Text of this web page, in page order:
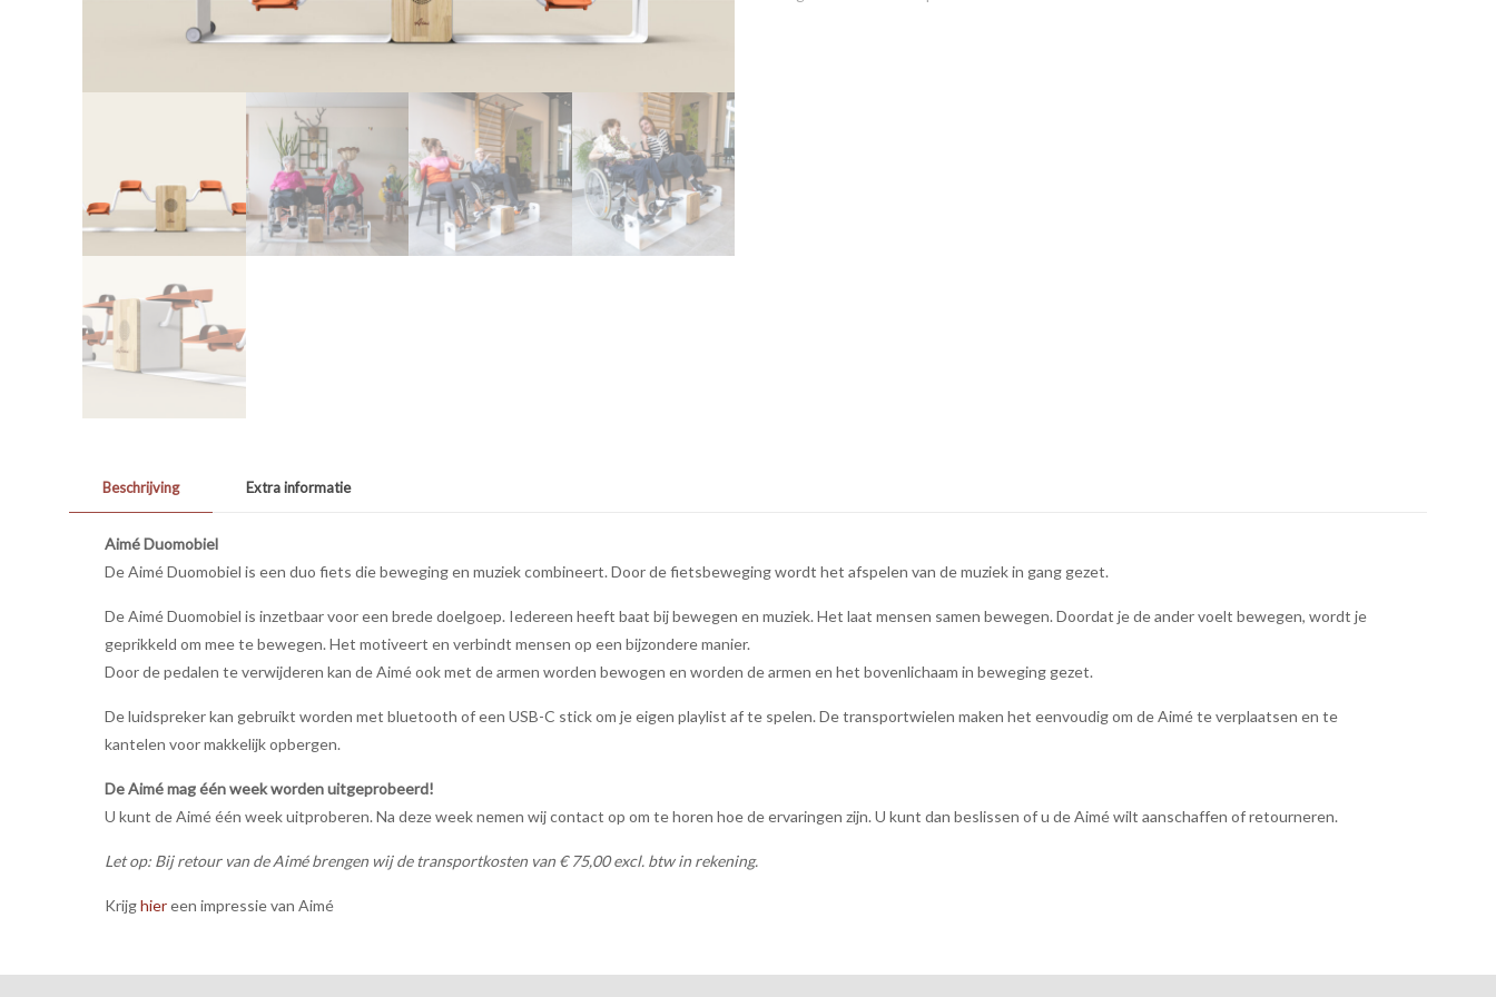
Beschrijving Extra informatie
Aimé Duomobiel
De Aimé Duomobiel is een duo fiets die beweging en muziek combineert. Door de fietsbeweging wordt het afspelen van de muziek in gang gezet.
De Aimé Duomobiel is inzetbaar voor een brede doelgoep. Iedereen heeft baat bij bewegen en muziek. Het laat mensen samen bewegen. Doordat je de ander voelt bewegen, wordt je
geprikkeld om mee te bewegen. Het motiveert en verbindt mensen op een bijzondere manier.
Door de pedalen te verwijderen kan de Aimé ook met de armen worden bewogen en worden de armen en het bovenlichaam in beweging gezet.
De luidspreker kan gebruikt worden met bluetooth of een USB-C stick om je eigen playlist af te spelen. De transportwielen maken het eenvoudig om de Aimé te verplaatsen en te
kantelen voor makkelijk opbergen.
De Aimé mag één week worden uitgeprobeerd!
U kunt de Aimé één week uitproberen. Na deze week nemen wij contact op om te horen hoe de ervaringen zijn. U kunt dan beslissen of u de Aimé wilt aanschaffen of retourneren.
Let op: Bij retour van de Aimé brengen wij de transportkosten van € 75,00 excl. btw in rekening.
Krijghiereen impressie van Aimé